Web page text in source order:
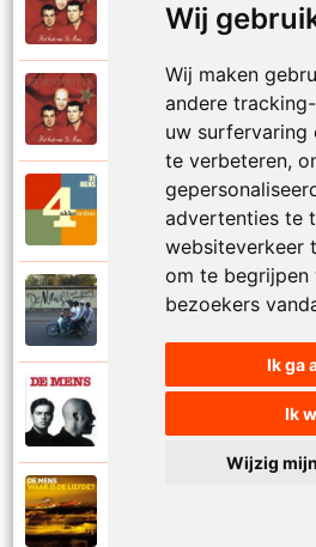
Wij
Wij maken
andere
uw surfervaring
te verbeteren,
advertenties te
websiteverkeer
om te begrijpen
bezoekers
Ik ga
Ik
Wijzig
Val niet in liefde I
De Mens
Val niet in liefde II
De Mens
Vier akkoorden
De Mens
De Mens
Vrijheid die niet eenzaam